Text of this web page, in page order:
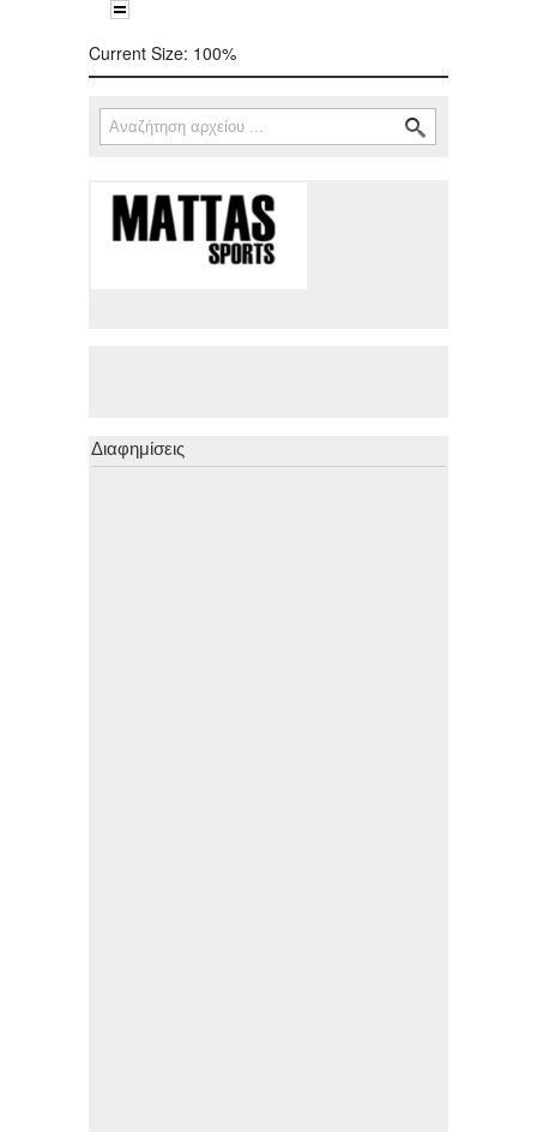
Current Size: 100%
Φόρμα αναζήτησης
Αναζήτηση
Διαφημίσεις